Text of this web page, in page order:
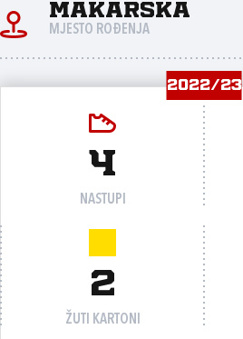
Makarska
MJESTO ROĐENJA
2022/23
4
NASTUPI
2
ŽUTI KARTONI